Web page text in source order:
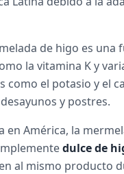
de higo es una
la vitamina K y
como el potasio y el
y postres.
en América, la
dulce de
al mismo producto